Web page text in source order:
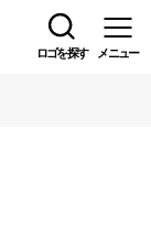
ロゴを探す メニュー